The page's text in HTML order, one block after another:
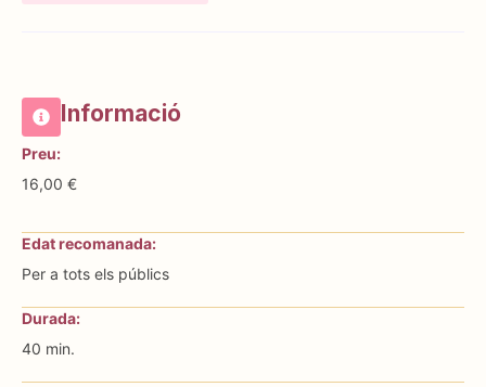
Informació
Preu:
16,00 €
Edat recomanada:
Per a tots els públics
Durada:
40 min.